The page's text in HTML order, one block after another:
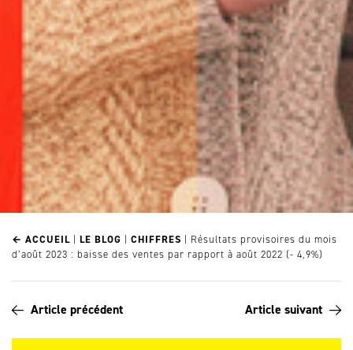
← ACCUEIL | LE BLOG | CHIFFRES | Résultats provisoires du mois
d’août 2023 : baisse des ventes par rapport à août 2022 (- 4,9%)
Article précédent Article suivant